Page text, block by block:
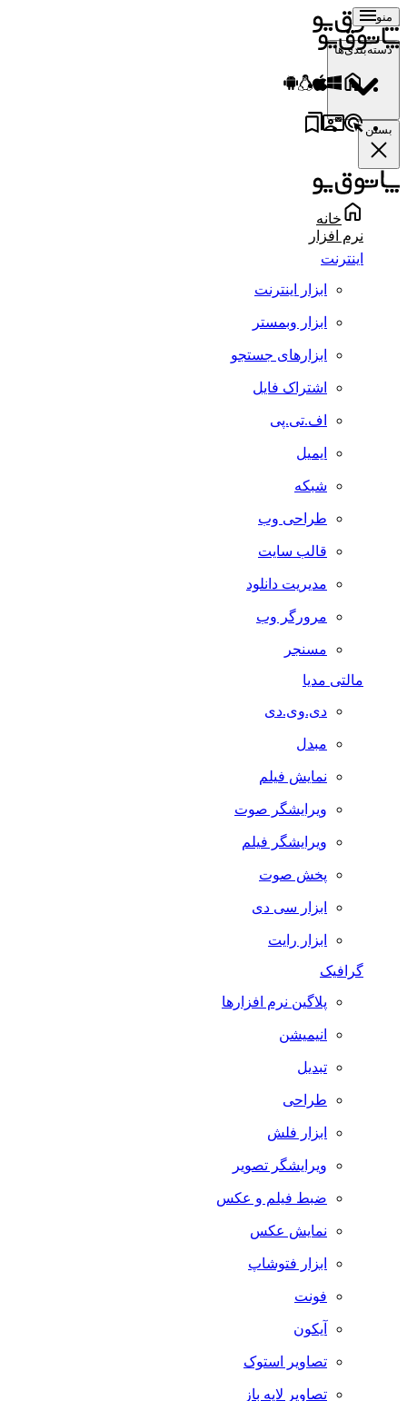
منو
دسته‌بندی‌ها
بستن
خانه
نرم افزار
اینترنت
ابزار اینترنت
ابزار وبمستر
ابزارهای جستجو
اشتراک فایل
اف.تی.پی
ایمیل
شبکه
طراحی وب
قالب سایت
مدیریت دانلود
مرورگر وب
مسنجر
مالتی مدیا
دی.وی.دی
مبدل
نمایش فیلم
ویرایشگر صوت
ویرایشگر فیلم
پخش صوت
ابزار سی دی
ابزار رایت
گرافیک
پلاگین نرم افزارها
انیمیشن
تبدیل
طراحی
ابزار فلش
ویرایشگر تصویر
ضبط فيلم و عكس
نمایش عکس
ابزار فتوشاپ
فونت
آیکون
تصاویر استوک
تصاویر لایه باز